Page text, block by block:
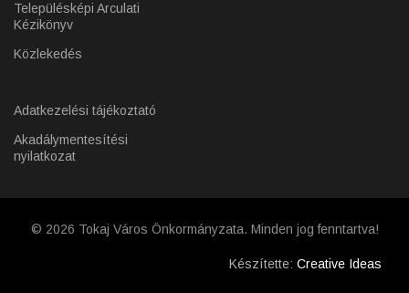
Településképi Arculati
Kézikönyv
Közlekedés
Adatkezelési tájékoztató
Akadálymentesítési
nyilatkozat
© 2026 Tokaj Város Önkormányzata. Minden jog fenntartva!
Készítette: Creative Ideas